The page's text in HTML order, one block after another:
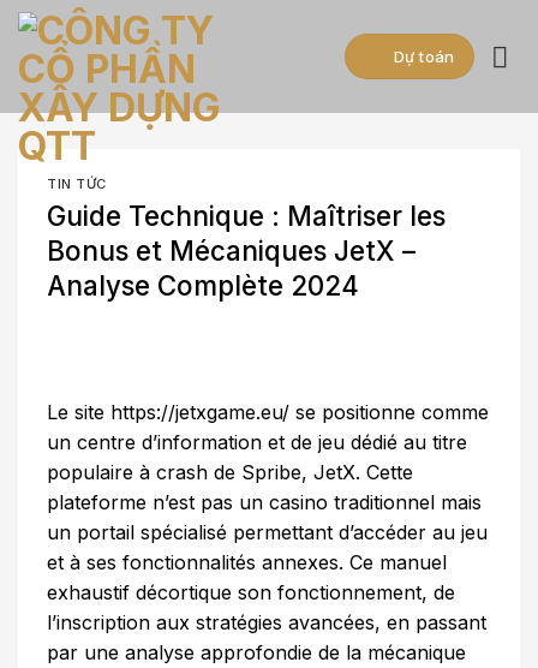
Skip
content
Dự toán
TIN TỨC
Guide Technique : Maîtriser les
Bonus et Mécaniques JetX –
Analyse Complète 2024
Le site https://jetxgame.eu/ se positionne comme
un centre d’information et de jeu dédié au titre
populaire à crash de Spribe, JetX. Cette
plateforme n’est pas un casino traditionnel mais
un portail spécialisé permettant d’accéder au jeu
et à ses fonctionnalités annexes. Ce manuel
exhaustif décortique son fonctionnement, de
l’inscription aux stratégies avancées, en passant
par une analyse approfondie de la mécanique